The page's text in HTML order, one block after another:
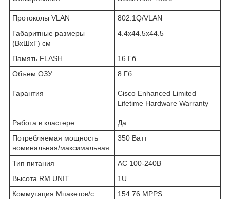
Протоколы VLAN
802.1Q/VLAN
Габаритные размеры
(ВхШхГ) см
4.4x44.5x44.5
Память FLASH
16 Гб
Объем ОЗУ
8 Гб
Гарантия
Cisco Enhanced Limited
Lifetime Hardware Warranty
Работа в кластере
Да
Потребляемая мощность
номинальная/максимальная
350 Ватт
Тип питания
AC 100-240В
Высота RM UNIT
1U
Коммутация Мпакетов/с
154.76 MPPS